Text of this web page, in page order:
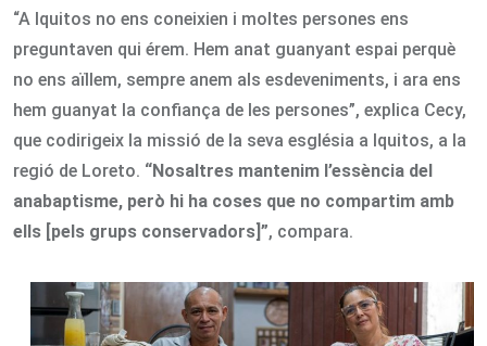
“A Iquitos no ens coneixien i moltes persones ens
preguntaven qui érem. Hem anat guanyant espai perquè
no ens aïllem, sempre anem als esdeveniments, i ara ens
hem guanyat la confiança de les persones”, explica Cecy,
que codirigeix la missió de la seva església a Iquitos, a la
regió de Loreto. “Nosaltres mantenim l’essència del
anabaptisme, però hi ha coses que no compartim amb
ells [pels grups conservadors]”, compara.